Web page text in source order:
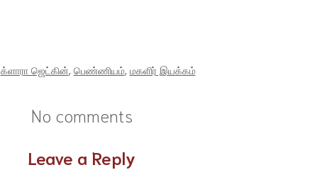
க்ளாரா ஜெட்கின், பெண்ணியம், மகளிர் இயக்கம்
No comments
Leave a Reply